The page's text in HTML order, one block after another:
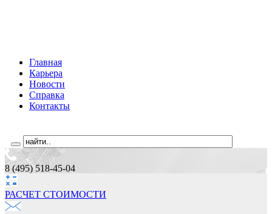
Главная
Карьера
Новости
Справка
Контакты
8 (495) 518-45-04
РАСЧЕТ СТОИМОCТИ